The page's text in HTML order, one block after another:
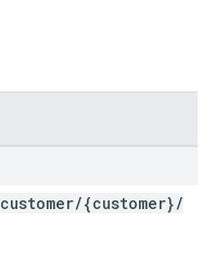
customer/{customer}/